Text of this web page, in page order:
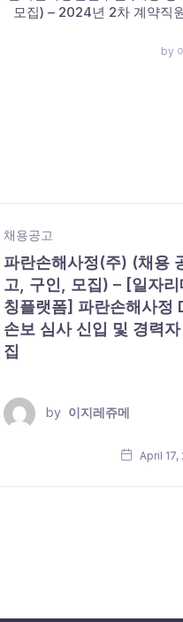
모집) – 2024년 2차 계약직
by
채용공고
파란손해사정(주) (채용
고, 구인, 모집) – [일자리
칭플랫폼] 파란손해사정
손보 심사 신입 및 경력
집
by 이지레쥬메
April 17,